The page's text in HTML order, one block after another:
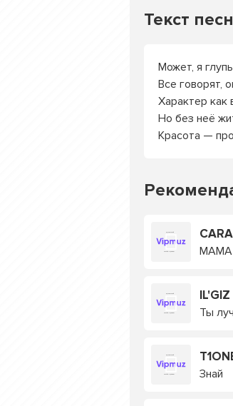
Текст
Может, я
Все говорят,
Характер как
Но без неё
Красота —
МАМА
IL'GIZ
Ты
Знай